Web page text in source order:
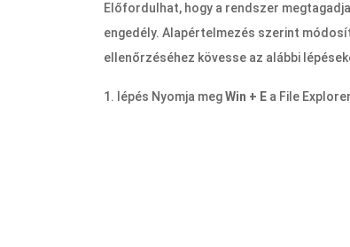
Előfordulhat, hogy a rendszer
engedély. Alapértelmezés szerint
ellenőrzéséhez kövesse az alábbi
1. lépés Nyomja megWin + E a File